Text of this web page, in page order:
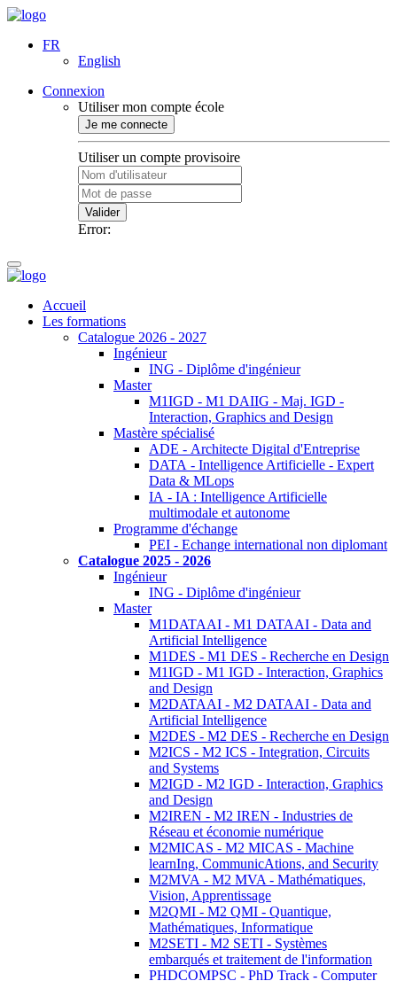
FR
English
Connexion
Utiliser mon compte école
Je me connecte
Utiliser un compte provisoire
Valider
Error:
Accueil
Les formations
Catalogue 2026 - 2027
Ingénieur
ING - Diplôme d'ingénieur
Master
M1IGD - M1 DAIIG - Maj. IGD -
Interaction, Graphics and Design
Mastère spécialisé
ADE - Architecte Digital d'Entreprise
DATA - Intelligence Artificielle - Expert
Data & MLops
IA - IA : Intelligence Artificielle
multimodale et autonome
Programme d'échange
PEI - Echange international non diplomant
Catalogue 2025 - 2026
Ingénieur
ING - Diplôme d'ingénieur
Master
M1DATAAI - M1 DATAAI - Data and
Artificial Intelligence
M1DES - M1 DES - Recherche en Design
M1IGD - M1 IGD - Interaction, Graphics
and Design
M2DATAAI - M2 DATAAI - Data and
Artificial Intelligence
M2DES - M2 DES - Recherche en Design
M2ICS - M2 ICS - Integration, Circuits
and Systems
M2IGD - M2 IGD - Interaction, Graphics
and Design
M2IREN - M2 IREN - Industries de
Réseau et économie numérique
M2MICAS - M2 MICAS - Machine
learnIng, CommunicAtions, and Security
M2MVA - M2 MVA - Mathématiques,
Vision, Apprentissage
M2QMI - M2 QMI - Quantique,
Mathématiques, Informatique
M2SETI - M2 SETI - Systèmes
embarqués et traitement de l'information
PHDCOMPSC - PhD Track - Computer